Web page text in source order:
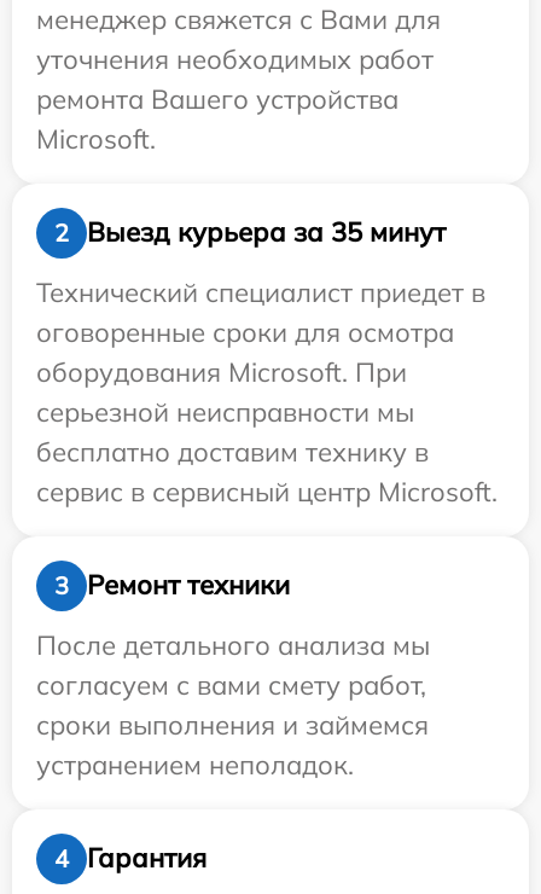
менеджер свяжется с Вами для
уточнения необходимых работ
ремонта Вашего устройства
Microsoft.
2
Выезд курьера за 35 минут
Технический специалист приедет в
оговоренные сроки для осмотра
оборудования Microsoft. При
серьезной неисправности мы
бесплатно доставим технику в
сервис в сервисный центр Microsoft.
3
Ремонт техники
После детального анализа мы
согласуем с вами смету работ,
сроки выполнения и займемся
устранением неполадок.
4 Гарантия